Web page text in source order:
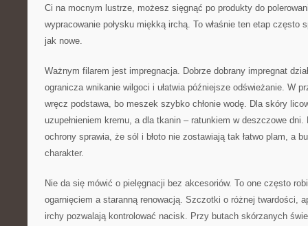
Ci na mocnym lustrze, możesz sięgnąć po produkty do
wypracowanie połysku miękką irchą. To właśnie ten etap często
jak nowe.
Ważnym filarem jest impregnacja. Dobrze dobrany impregnat
ogranicza wnikanie wilgoci i ułatwia późniejsze odświeżanie. W
wręcz podstawa, bo meszek szybko chłonie wodę. Dla skóry
uzupełnieniem kremu, a dla tkanin – ratunkiem w deszczowe dni.
ochrony sprawia, że sól i błoto nie zostawiają tak łatwo plam, a
charakter.
Nie da się mówić o pielęgnacji bez akcesoriów. To one często
ogarnięciem a staranną renowacją. Szczotki o różnej twardości,
irchy pozwalają kontrolować nacisk. Przy butach skórzanych